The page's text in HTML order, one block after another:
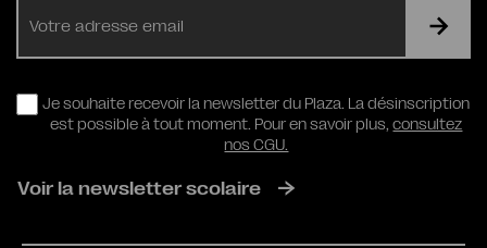
RGPD
Je souhaite recevoir la newsletter du Plaza. La désinscription
est possible à tout moment. Pour en savoir plus,consultez
nos CGU.
Voir la newsletter scolaire